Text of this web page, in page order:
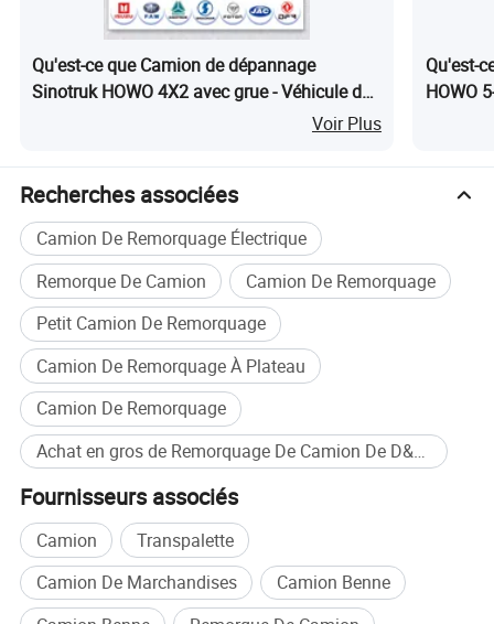
Qu'est-ce que Camion de dépannage
Sinotruk HOWO 4X2 avec grue - Véhicule de
Voir Plus
Qu'est-
HOWO
Recherches associées
Camion De Remorquage Électrique
Remorque De Camion
Camion De Remorquage
Petit Camion De Remorquage
Camion De Remorquage À Plateau
Camion De Remorquage
Achat en gros de Remorquage De Camion De D&eacute;molition
Fournisseurs associés
Camion
Transpalette
Camion De Marchandises
Camion Benne